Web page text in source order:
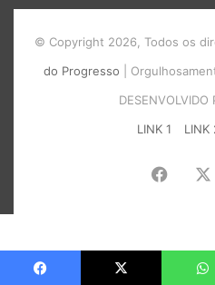
© Copyright 2026, Todos os
do Progresso |
DESENVOLVIDO
LINK 1
LINK